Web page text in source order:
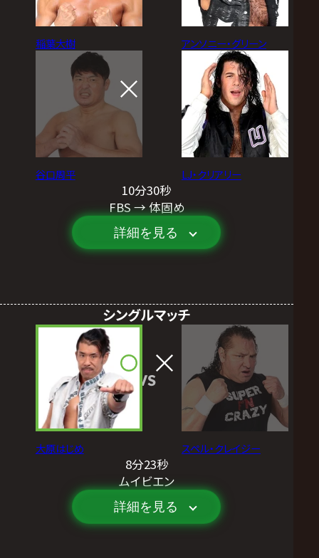
稲葉大樹
谷口周平
アンソニー・グリーン
LJ・クリアリー
10分30秒
FBS → 体固め
詳細を見る
シングルマッチ
大原はじめ
VS
スペル・クレイジー
8分23秒
ムイビエン
詳細を見る